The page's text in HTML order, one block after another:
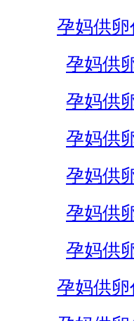
孕妈供
孕妈供
孕妈供
孕妈供
孕妈供
孕妈供
孕妈供
孕妈供